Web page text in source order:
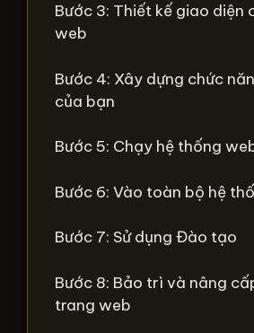
Bước 3: Thiết kế giao diện
web
Bước 4: Xây dựng chức
của bạn
Bước 5: Chạy hệ thống
Bước 6: Vào toàn bộ hệ
Bước 7: Sử dụng Đào tạo
Bước 8: Bảo trì và nâng
trang web